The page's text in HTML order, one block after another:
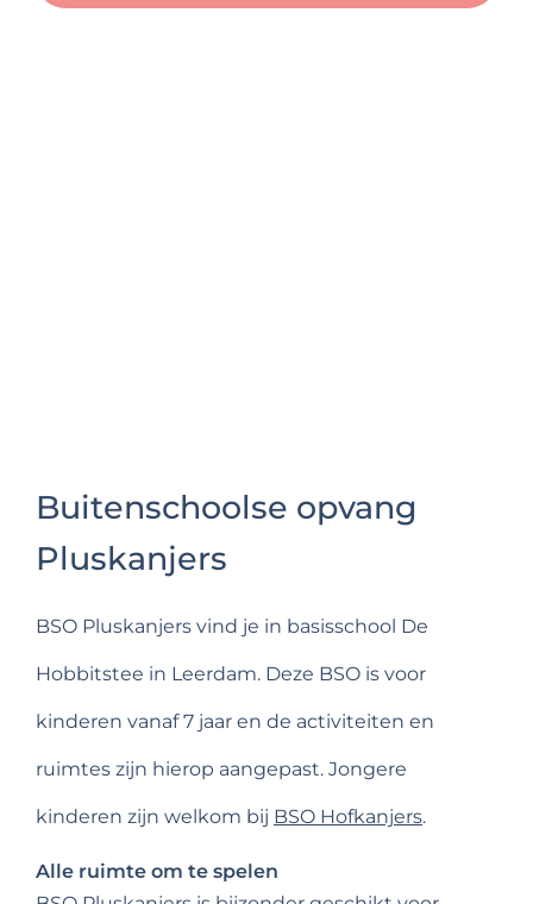
Buitenschoolse opvang
Pluskanjers
BSO Pluskanjers vind je in basisschool De
Hobbitstee in Leerdam. Deze BSO is voor
kinderen vanaf 7 jaar en de activiteiten en
ruimtes zijn hierop aangepast. Jongere
kinderen zijn welkom bij BSO Hofkanjers.
Alle ruimte om te spelen